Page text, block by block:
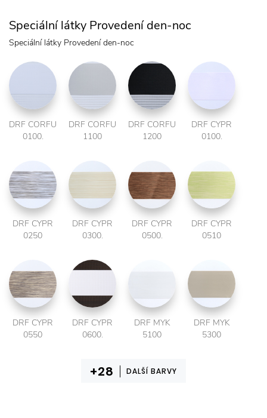
Speciální látky Provedení den-noc
Speciální látky Provedení den-noc
DRF CORFU
0100.
DRF CORFU
1100
DRF CORFU
1200
DRF CYPR
0100.
DRF CYPR
0250
DRF CYPR
0300.
DRF CYPR
0500.
DRF CYPR
0510
DRF CYPR
0550
DRF CYPR
0600.
DRF MYK
5100
DRF MYK
5300
DALŠÍ BARVY